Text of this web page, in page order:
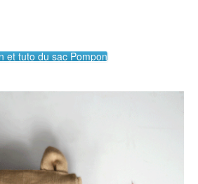
et tuto du sac Pompon